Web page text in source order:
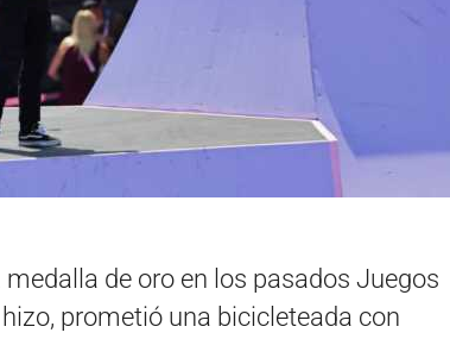
de oro en los pasados Juegos
prometió una bicicleteada con